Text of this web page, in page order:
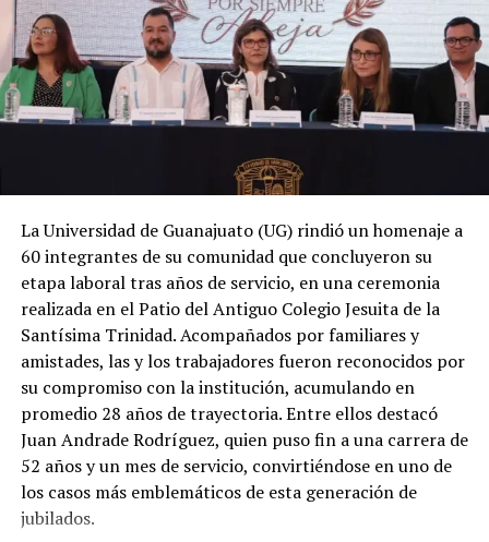
La Universidad de Guanajuato (UG) rindió un homenaje a
60 integrantes de su comunidad que concluyeron su
etapa laboral tras años de servicio, en una ceremonia
realizada en el Patio del Antiguo Colegio Jesuita de la
Santísima Trinidad. Acompañados por familiares y
amistades, las y los trabajadores fueron reconocidos por
su compromiso con la institución, acumulando en
promedio 28 años de trayectoria. Entre ellos destacó
Juan Andrade Rodríguez, quien puso fin a una carrera de
52 años y un mes de servicio, convirtiéndose en uno de
los casos más emblemáticos de esta generación de
jubilados.